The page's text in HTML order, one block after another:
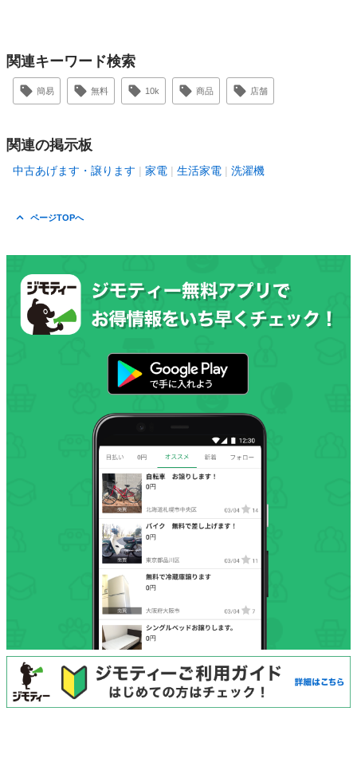
関連キーワード検索
簡易 無料 10k 商品 店舗
関連の掲示板
中古あげます・譲ります 家電 生活家電 洗濯機
ページTOPへ